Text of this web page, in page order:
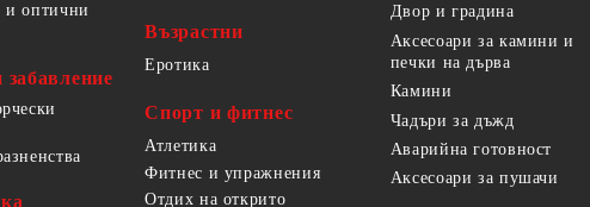
и оптични
забавление
Възрастни
Еротика
Спорт и фитнес
Атлетика
Фитнес и упражнения
Отдих на открито
Двор и градина
Аксесоари за камини и
печки на дърва
Камини
Чадъри за дъжд
Аварийна готовност
Аксесоари за пушачи